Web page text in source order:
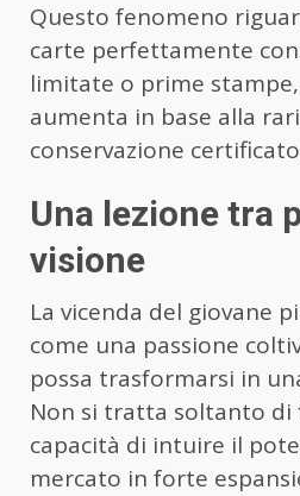
Questo fenomeno
carte perfettamente
limitate o prime
aumenta in base alla
conservazione
Una lezione tra
visione
La vicenda del giovane
come una passione
possa trasformarsi in
Non si tratta soltanto di
capacità di intuire il
mercato in forte